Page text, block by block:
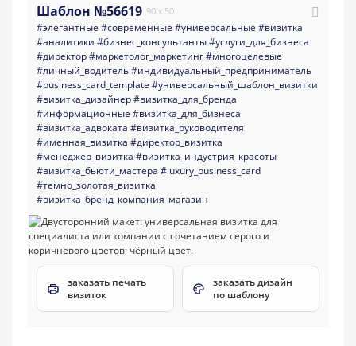
Шаблон №56619 90 x 50
#элегантные #современные #универсальные #визитка
#аналитики #бизнес_консультанты#услуги_для_бизнеса
#директор#маркетолог_маркетинг#многоцелевые
#личный_водитель#индивидуальный_предприниматель
#business_card_template #универсальный_шаблон_визитки
#визитка_дизайнер#визитка_для_бренда
#информационные #визитка_для_бизнеса
#визитка_адвоката #визитка_руководителя
#именная_визитка #директор_визитка
#менеджер_визитка #визитка_индустрия_красоты
#визитка_бьюти_мастера #luxury_business_card
#темно_золотая_визитка
#визитка_бренд_компания_магазин
заказать печать
визиток
заказать дизайн
по шаблону